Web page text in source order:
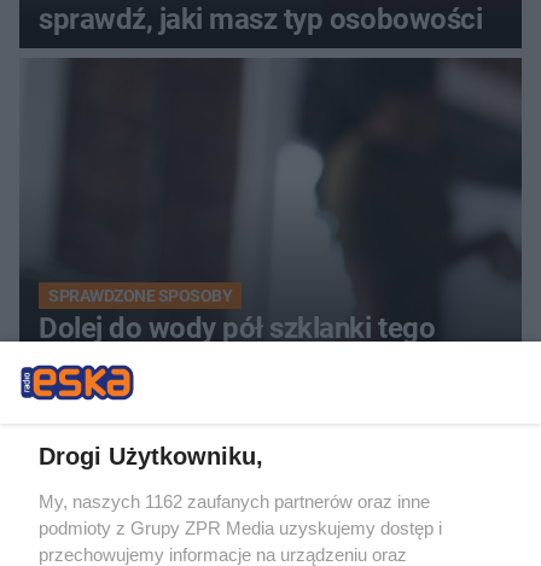
sprawdź, jaki masz typ osobowości
SPRAWDZONE SPOSOBY
Dolej do wody pół szklanki tego
składnika. Panele będą lśnić bez
smug
Drogi Użytkowniku,
My, naszych 1162 zaufanych partnerów oraz inne
podmioty z Grupy ZPR Media uzyskujemy dostęp i
przechowujemy informacje na urządzeniu oraz